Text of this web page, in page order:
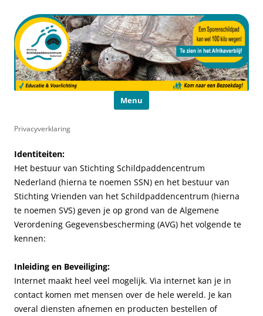
Menu
Privacyverklaring
Identiteiten:
Het bestuur van Stichting Schildpaddencentrum
Nederland (hierna te noemen SSN) en het bestuur van
Stichting Vrienden van het Schildpaddencentrum (hierna
te noemen SVS) geven je op grond van de Algemene
Verordening Gegevensbescherming (AVG) het volgende te
kennen:
Inleiding en Beveiliging:
Internet maakt heel veel mogelijk. Via internet kan je in
contact komen met mensen over de hele wereld. Je kan
overal diensten afnemen en producten bestellen of